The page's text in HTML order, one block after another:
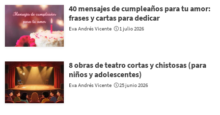
40 mensajes de cumpleaños para tu amor:
frases y cartas para dedicar
Eva Andrés Vicente 1 julio 2026
8 obras de teatro cortas y chistosas (para
niños y adolescentes)
Eva Andrés Vicente 25 junio 2026